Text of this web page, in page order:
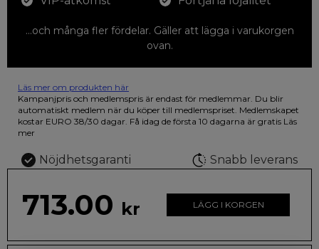
...och många fler fördelar. Gäller att lägga i varukorgen
ovan.
Läs mer om produkten här
12 färgpennor som du kan färglägga dina teckningar med. På
illustrationen på den vackra askan finns fjärilar i vilda fluorescerande
färger.
Kampanjpris och medlemspris är endast för medlemmar. Du blir
automatiskt medlem när du köper till medlemspriset. Medlemskapet
kostar EURO 38/30 dagar. Få idag de första 10 dagarna är gratis Läs
mer
Nöjdhetsgaranti Snabb leverans
713.00 kr LÄGG I KORGEN